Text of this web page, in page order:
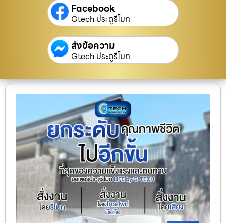
Facebook
Gtech ประตูรีโมท
ส่งข้อความ
Gtech ประตูรีโมท